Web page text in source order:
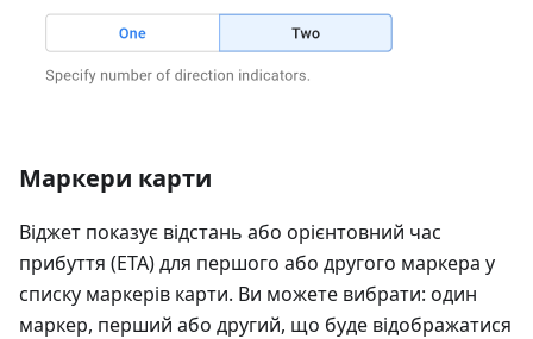
Маркери карти
Віджет показує відстань або орієнтовний час
прибуття (ETA) для першого або другого маркера у
списку маркерів карти. Ви можете вибрати: один
маркер, перший або другий, що буде відображатися